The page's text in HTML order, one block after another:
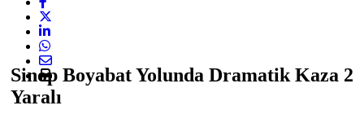
Sinop Boyabat Yolunda Dramatik Kaza 2
Yaralı